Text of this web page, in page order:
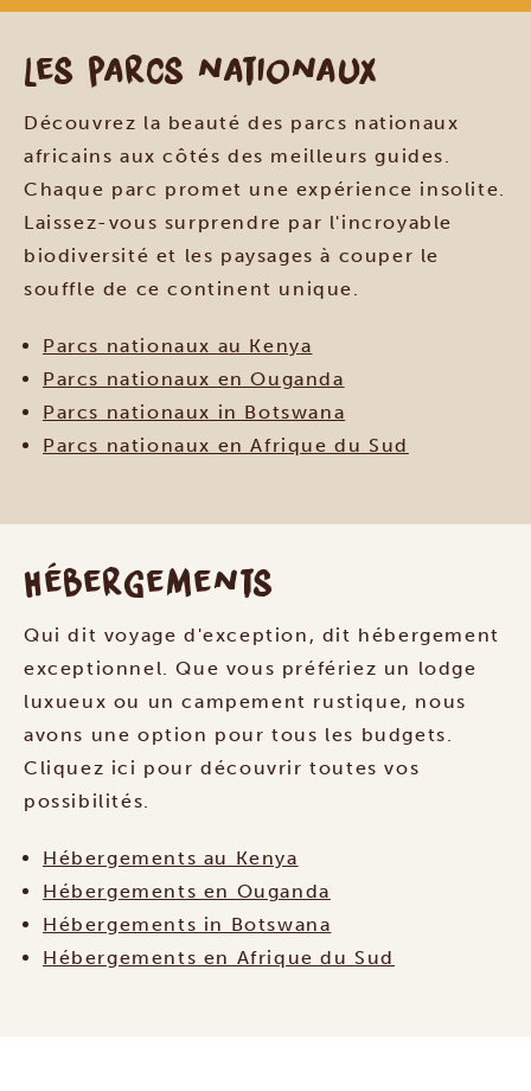
Les parcs nationaux
Découvrez la beauté des parcs nationaux
africains aux côtés des meilleurs guides.
Chaque parc promet une expérience insolite.
Laissez-vous surprendre par l'incroyable
biodiversité et les paysages à couper le
souffle de ce continent unique.
Parcs nationaux au Kenya
Parcs nationaux en Ouganda
Parcs nationaux in Botswana
Parcs nationaux en Afrique du Sud
Hébergements
Qui dit voyage d'exception, dit hébergement
exceptionnel. Que vous préfériez un lodge
luxueux ou un campement rustique, nous
avons une option pour tous les budgets.
Cliquez ici pour découvrir toutes vos
possibilités.
Hébergements au Kenya
Hébergements en Ouganda
Hébergements in Botswana
Hébergements en Afrique du Sud